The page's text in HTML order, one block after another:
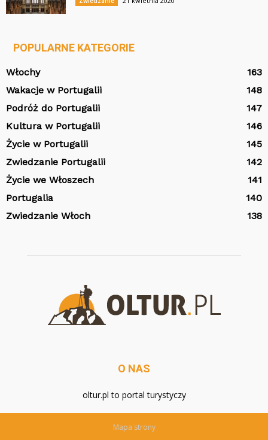
POPULARNE KATEGORIE
Włochy
163
Wakacje w Portugalii
148
Podróż do Portugalii
147
Kultura w Portugalii
146
Życie w Portugalii
145
Zwiedzanie Portugalii
142
Życie we Włoszech
141
Portugalia
140
Zwiedzanie Włoch
138
O NAS
oltur.pl to portal turystyczy
Mapa strony